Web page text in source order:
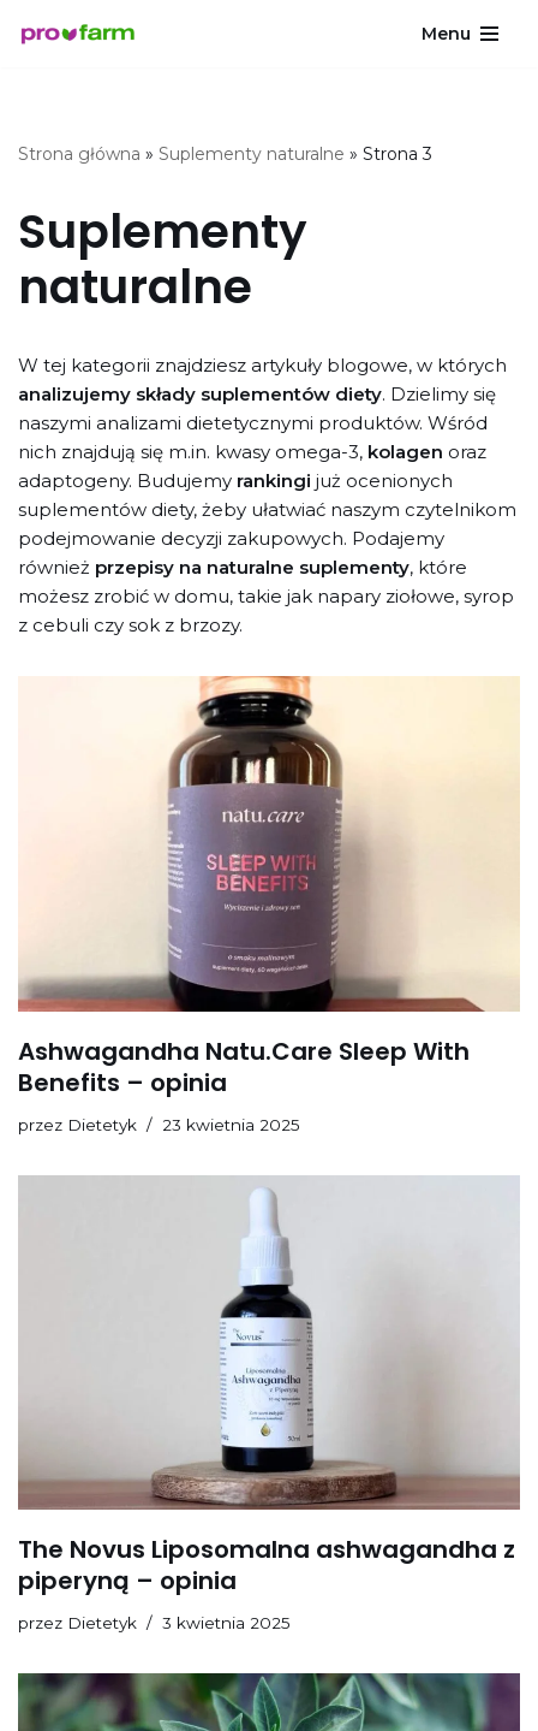
Menu
Strona główna » Suplementy naturalne » Strona 3
Suplementy
naturalne
W tej kategorii znajdziesz artykuły blogowe, w których
analizujemy składy suplementów diety. Dzielimy się
naszymi analizami dietetycznymi produktów. Wśród
nich znajdują się m.in. kwasy omega-3, kolagen oraz
adaptogeny. Budujemy rankingi już ocenionych
suplementów diety, żeby ułatwiać naszym czytelnikom
podejmowanie decyzji zakupowych. Podajemy
również przepisy na naturalne suplementy, które
możesz zrobić w domu, takie jak napary ziołowe, syrop
z cebuli czy sok z brzozy.
Ashwagandha Natu.Care Sleep With
Benefits – opinia
przez Dietetyk 23 kwietnia 2025
The Novus Liposomalna ashwagandha z
piperyną – opinia
przez Dietetyk 3 kwietnia 2025